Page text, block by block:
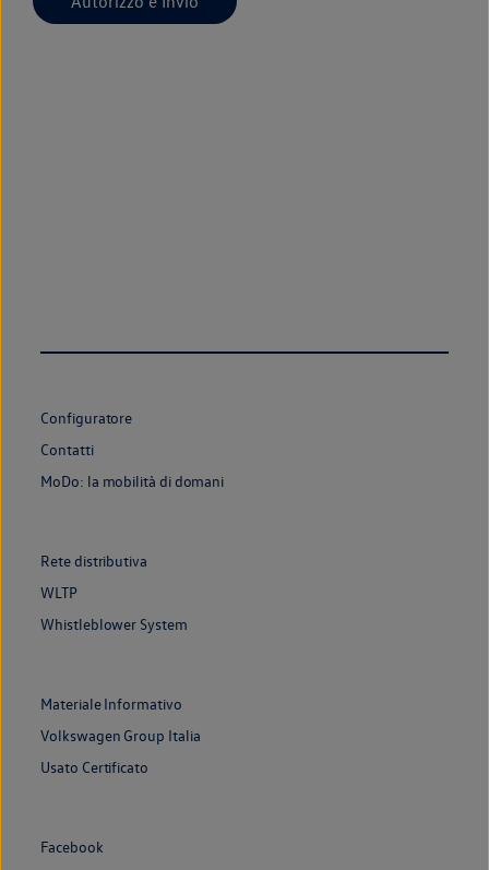
Configuratore
Contatti
MoDo: la mobilità di domani
Rete distributiva
WLTP
Whistleblower System
Materiale Informativo
Volkswagen Group Italia
Usato Certificato
Facebook